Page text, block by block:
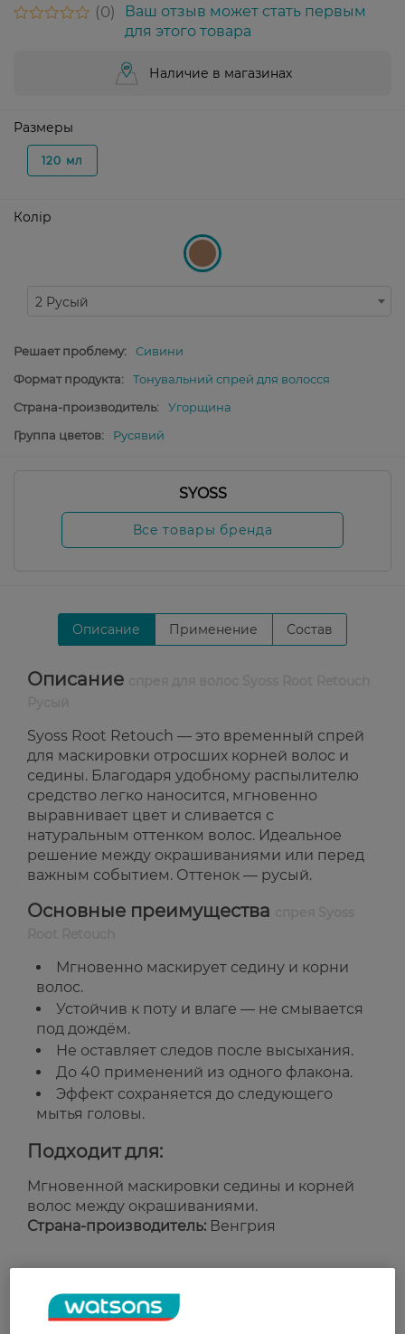
0
Ваш отзыв может стать первым
для этого товара
Наличие в магазинах
Размеры
120 мл
Колір
2 Русый
Решает проблему:
Сивини
Формат продукта:
Тонувальний спрей для волосся
Страна-производитель:
Угорщина
Группа цветов:
Русявий
SYOSS
Все товары бренда
Описание Применение Состав
Описание
Syoss Root Retouch — это временный спрей
для маскировки отросших корней волос и
седины. Благодаря удобному распылителю
средство легко наносится, мгновенно
выравнивает цвет и сливается с
натуральным оттенком волос. Идеальное
решение между окрашиваниями или перед
важным событием. Оттенок — русый.
Основные преимущества
Мгновенно маскирует седину и корни
волос.
Устойчив к поту и влаге — не смывается
под дождём.
Не оставляет следов после высыхания.
До 40 применений из одного флакона.
Эффект сохраняется до следующего
мытья головы.
Подходит для:
Мгновенной маскировки седины и корней
волос между окрашиваниями.
Страна-производитель: Венгрия